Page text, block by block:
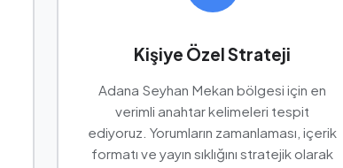
Kişiye Özel Strateji
Adana Seyhan Mekan bölgesi için en
verimli anahtar kelimeleri tespit
ediyoruz. Yorumların zamanlaması, içerik
formatı ve yayın sıklığını stratejik olarak